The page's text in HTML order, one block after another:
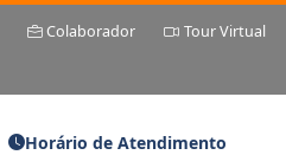
Colaborador Tour Virtual
Horário de Atendimento